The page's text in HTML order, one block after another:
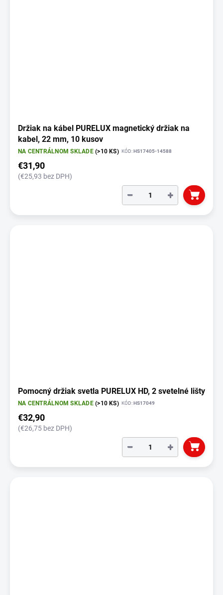
Držiak na kábel PURELUX magnetický držiak na
kabel, 22 mm, 10 kusov
NA CENTRÁLNOM SKLADE(>10 KS) KÓD:HS17405-14588
€31,90
(€25,93 bez DPH)
+
−
Pomocný držiak svetla PURELUX HD, 2 svetelné lišty
NA CENTRÁLNOM SKLADE(>10 KS) KÓD:HS17049
€32,90
(€26,75 bez DPH)
+
−